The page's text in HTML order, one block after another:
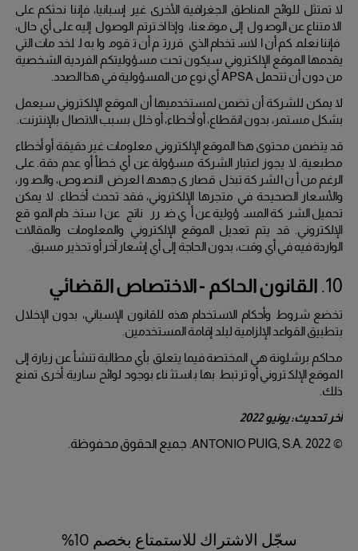
لا تمتثل للوائح المناطق الجغرافية الأخرى غير إسبانيا، فإننا نحثكم على
الامتناع عن الوصول إلى موقعنا، وإذا اخترتم الوصول إليه على أي حال،
فإننا نعلمكم أن الاستخدام الذي قررتم أن تقوموا به للخدمات التي
يقدمها الموقع الإلكتروني سيكون تحت مسؤوليتكم الفردية الشخصية
من دون أن تتحمل APSAأي نوع من المسؤولية في هذا الصدد.
لا يمكن للشركة أن تضمن لمستخدميها أن الموقع الإلكتروني سيعمل
بشكل مستمر، بدون انقطاع، أو أخطاء، أو خلل بسبب الاتصال بالإنترنت.
قد يتضمن محتوى هذا الموقع الإلكتروني معلومات غير دقيقة أو أخطاء
مطبعية.
لا يجوز اعتبار الشركة مسؤولة عن أي خطأ أو عدم دقة. على
الرغم من أن الشركة تبذل قصارى جهدها لعرض النصوص، والصور،
والأسعار الصحيحة في متجرها الإلكتروني، فقد تحدث أخطاء.
لا يمكن
تحميل الشركة المسؤولية عن أي ضرر ناتج عن استخدام الموقع
الإلكتروني.
قد يتم تعديل الموقع الإلكتروني والمعلومات والمقالات
الواردة فيه في أي وقت، بدون الحاجة إلى أي إشعار آخر أو تحذير مسبق.
10. القانون الحاكم - الاختصاص القضائي
تخضع شروط وأحكام الاستخدام هذه للقانون الإسباني، بدون الإخلال
بتطبيق القواعد الإلزامية لبلد إقامة المستخدمين.
محاكم برشلونة هي المختصة فيما يتعلق بأي مطالبة تنشأ عن زيارة إلى
الموقع الإلكتروني أو ترتبط بها باستثناء بوجود لوائح سارية أخرى تمنع
ذلك.
آخر تحديث:يونيو2022
© ANTONIO
PUIG, S.A. 2022. جميع الحقوق محفوظة.
سجّل الاشتراك للاستمتاع بخصم 10%